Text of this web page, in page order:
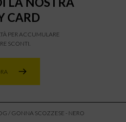
CARD
PER ACCUMULARE
SCONTI.
/ GONNA SCOZZESE - NERO